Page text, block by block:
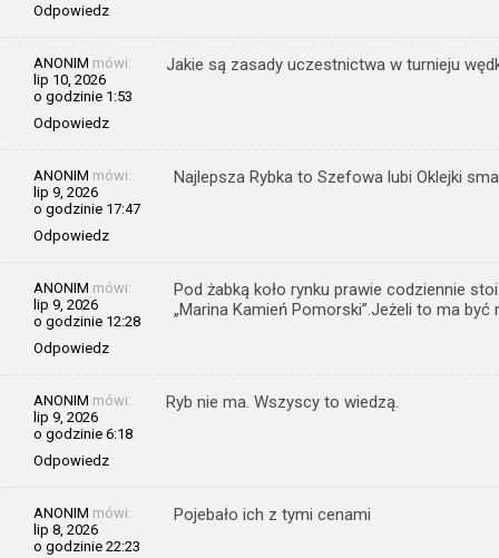
Odpowiedz
ANONIM mówi:
lip 10, 2026
o godzinie 1:53
Odpowiedz
Jakie są zasady uczestnictwa w turnieju
ANONIM mówi:
lip 9, 2026
o godzinie 17:47
Odpowiedz
Najlepsza Rybka to Szefowa lubi Oklejki
ANONIM mówi:
lip 9, 2026
o godzinie 12:28
Odpowiedz
Pod żabką koło rynku prawie codziennie
„Marina Kamień Pomorski”.Jeżeli to ma być
ANONIM mówi:
lip 9, 2026
o godzinie 6:18
Odpowiedz
Ryb nie ma. Wszyscy to wiedzą.
ANONIM mówi:
lip 8, 2026
o godzinie 22:23
Pojebało ich z tymi cenami